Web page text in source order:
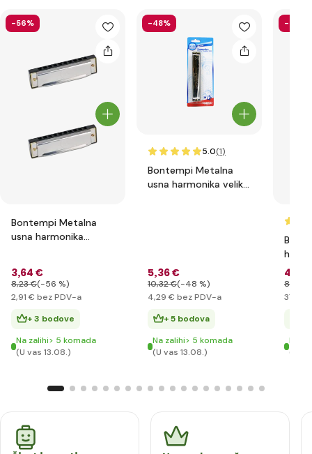
-56%
Bontempi Metalna
usna harmonika
3,64 €
8,23 €(-56 %)
2,91 € bez PDV-a
+ 3 bodove
Na zalihi> 5 komada
(U vas 13.08.)
-48%
5.0(1)
Bontempi Metalna
usna harmonika velika
5,36 €
10,32 €(-48 %)
4,29 € bez PDV-a
+ 5 bodova
Na zalihi> 5 komada
(U vas 13.08.)
-43%
46
81
37
Na
(U